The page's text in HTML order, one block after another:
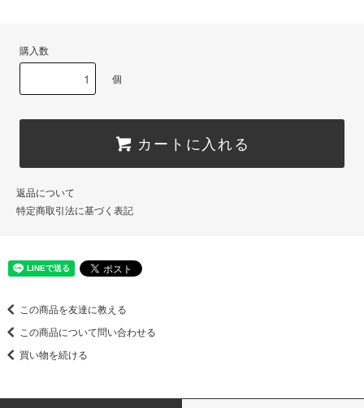
購入数
個
カートに入れる
返品について
特定商取引法に基づく表記
この商品を友達に教える
この商品について問い合わせる
買い物を続ける